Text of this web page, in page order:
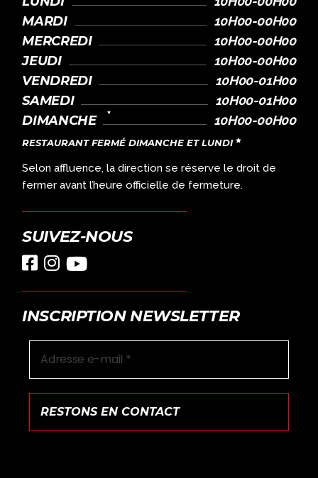
MARDI 10H00-00H00
MERCREDI 10H00-00H00
JEUDI 10H00-00H00
VENDREDI 10H00-01H00
SAMEDI 10H00-01H00
DIMANCHE 10H00-00H00
RESTAURANT FERMÉ DIMANCHE ET LUNDI
Selon affluence, la direction se réserve le droit de
fermer avant l’heure officielle de fermeture.
SUIVEZ-NOUS
INSCRIPTION NEWSLETTER